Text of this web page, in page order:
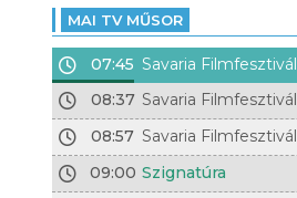
MAI TV MŰSOR
07:45 Savaria Filmfesztivál
08:37 Savaria Filmfesztivál
08:57 Savaria Filmfesztivál
09:00 Szignatúra